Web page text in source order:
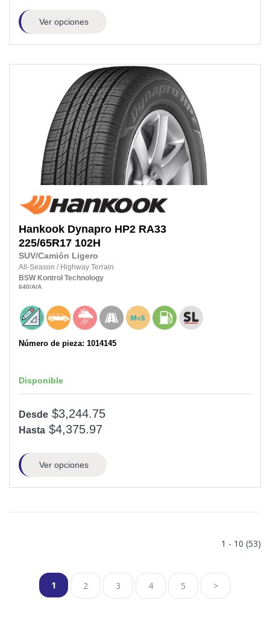
Ver opciones
Hankook Dynapro HP2 RA33
225/65R17 102H
SUV/Camión Ligero
All-Season / Highway Terrain
BSW Kontrol Technology
640/A/A
Número de pieza: 1014145
Disponible
Desde $3,244.75
Hasta $4,375.97
Ver opciones
1 - 10 (53)
1 2 3 4 5 >